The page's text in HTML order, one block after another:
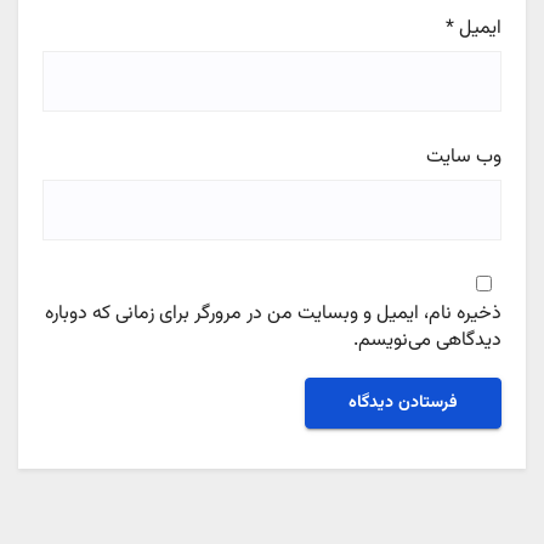
ایمیل*
وب‌ سایت
ذخیره نام، ایمیل و وبسایت من در مرورگر برای زمانی که دوباره
دیدگاهی می‌نویسم.